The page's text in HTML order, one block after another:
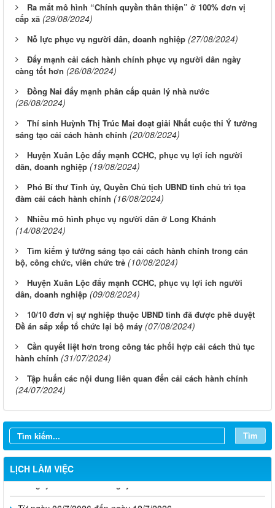
Ra mắt mô hình “Chính quyền thân thiện” ở 100% đơn vị
cấp xã (29/08/2024)
Nỗ lực phục vụ người dân, doanh nghiệp (27/08/2024)
Đẩy mạnh cải cách hành chính phục vụ người dân ngày
càng tốt hơn (26/08/2024)
Đồng Nai đẩy mạnh phân cấp quản lý nhà nước
(26/08/2024)
Thí sinh Huỳnh Thị Trúc Mai đoạt giải Nhất cuộc thi Ý tưởng
sáng tạo cải cách hành chính (20/08/2024)
Huyện Xuân Lộc đẩy mạnh CCHC, phục vụ lợi ích người
dân, doanh nghiệp (19/08/2024)
Phó Bí thư Tỉnh ủy, Quyền Chủ tịch UBND tỉnh chủ trì tọa
đàm cải cách hành chính (16/08/2024)
Nhiều mô hình phục vụ người dân ở Long Khánh
(14/08/2024)
Tìm kiếm ý tưởng sáng tạo cải cách hành chính trong cán
bộ, công chức, viên chức trẻ (10/08/2024)
Huyện Xuân Lộc đẩy mạnh CCHC, phục vụ lợi ích người
dân, doanh nghiệp (09/08/2024)
10/10 đơn vị sự nghiệp thuộc UBND tỉnh đã được phê duyệt
Đề án sắp xếp tổ chức lại bộ máy (07/08/2024)
Cần quyết liệt hơn trong công tác phối hợp cải cách thủ tục
hành chính (31/07/2024)
Tập huấn các nội dung liên quan đến cải cách hành chính
(24/07/2024)
Tìm
LỊCH LÀM VIỆC
Từ ngày 27/7/2026 đến ngày 02/8/2026
Từ ngày 20/7/2026 đến ngày 26/7/2026
Từ ngày 13/7/2026 đến ngày 18/7/2026
Từ ngày 06/7/2026 đến ngày 12/7/2026